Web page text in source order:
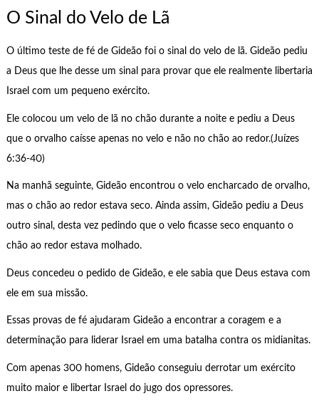
O Sinal do Velo de Lã
O último teste de fé de Gideão foi o sinal do velo de lã. Gideão pediu
a Deus que lhe desse um sinal para provar que ele realmente libertaria
Israel com um pequeno exército.
Ele colocou um velo de lã no chão durante a noite e pediu a Deus
que o orvalho caísse apenas no velo e não no chão ao redor.(Juízes
6:36-40)
Na manhã seguinte, Gideão encontrou o velo encharcado de orvalho,
mas o chão ao redor estava seco. Ainda assim, Gideão pediu a Deus
outro sinal, desta vez pedindo que o velo ficasse seco enquanto o
chão ao redor estava molhado.
Deus concedeu o pedido de Gideão, e ele sabia que Deus estava com
ele em sua missão.
Essas provas de fé ajudaram Gideão a encontrar a coragem e a
determinação para liderar Israel em uma batalha contra os midianitas.
Com apenas 300 homens, Gideão conseguiu derrotar um exército
muito maior e libertar Israel do jugo dos opressores.